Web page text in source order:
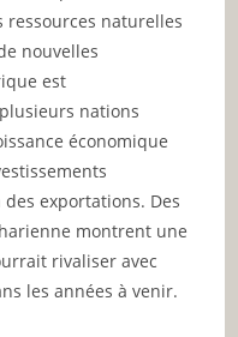
naturelles
nouvelles
est
nations
économique
exportations. Des
montrent une
rivaliser avec
les années à venir.